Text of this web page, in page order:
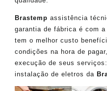
Brastemp assistência
garantia de fábrica é com
tem o melhor custo
condições na hora de
execução de seus
instalação de eletros da